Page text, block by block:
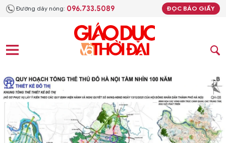
Đường dây nóng: 096.733.5089 ĐỌC BÁO GIẤY